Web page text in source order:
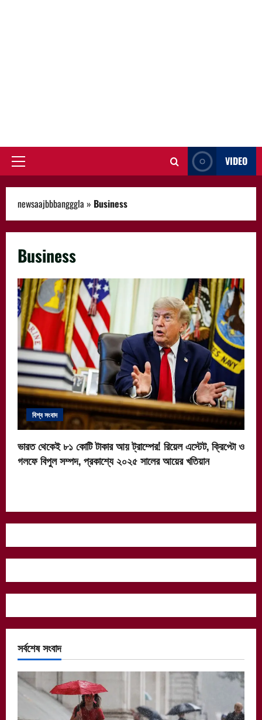
Primary
VIDEO
newsaajbbbangggla » Business
Business
বিশ্ব সংবাদ
ভারত থেকেই ৮১ কোটি টাকার আয় ট্রাম্পের! রিয়েল এস্টেট, ক্রিপ্টো ও
গলফে বিপুল সম্পদ, প্রকাশ্যে ২০২৫ সালের আয়ের খতিয়ান
সর্বশেষ সংবাদ